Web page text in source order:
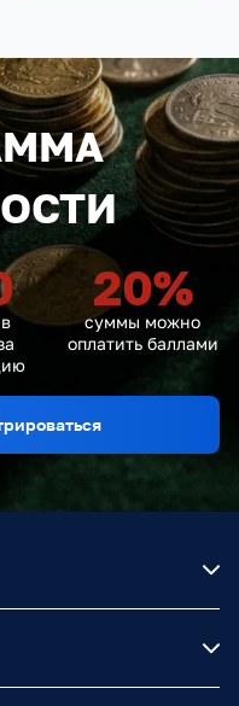
20%
суммы можно
оплатить баллами